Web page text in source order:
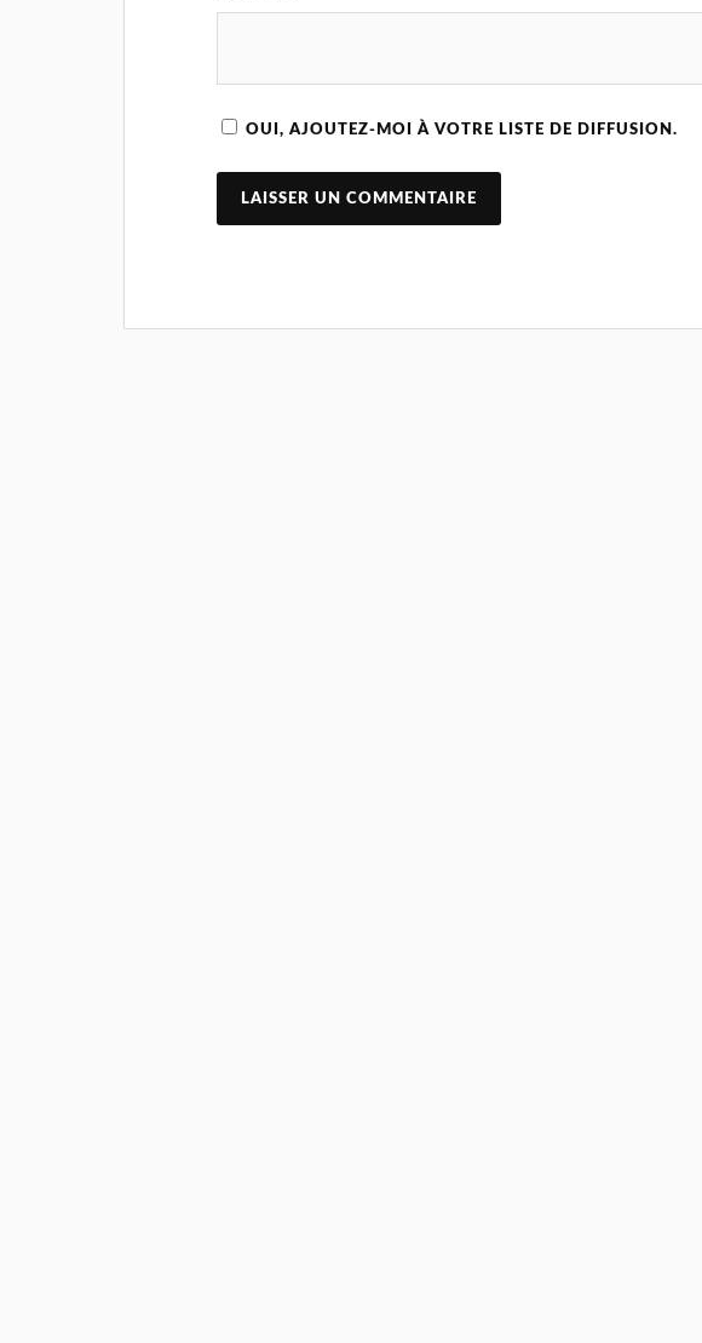
OUI, AJOUTEZ-MOI À VOTRE LISTE DE DIFFUSION.